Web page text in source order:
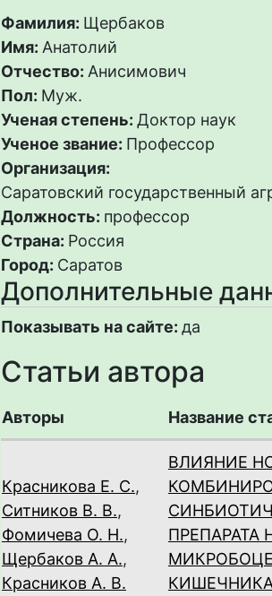
Фамилия: Щербаков
Имя: Анатолий
Отчество: Анисимович
Пол: Муж.
Ученая степень: Доктор наук
Ученое звание: Профессор
Организация:
Саратовский государственный
Должность: профессор
Страна: Россия
Город: Саратов
Дополнительные
Показывать на сайте: да
Статьи автора
Авторы Название
Красникова Е. С.,
Ситников В. В.,
Фомичева О. Н.,
Щербаков А. А.,
Красников А. В.
ВЛИЯНИЕ
ПРЕПАРАТА